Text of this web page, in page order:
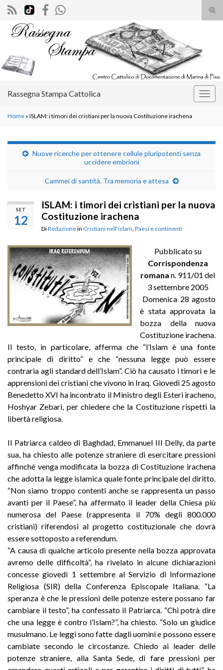
il
Search for:
Rassegna Stampa Cattolica
Home » ISLAM: i timori dei cristiani per la nuova Costituzione irachena
Nuove ricerche per ottenere cellule pluripotenti senza
uccidere embrioni
Cammei di santità. Tra memoria e attesa
SET
12
ISLAM: i timori dei cristiani per la nuova
Costituzione irachena
DiRedazionein Cristiani nell'islam Paesi e continenti
Pubblicato su
Corrispondenza
romana n. 911/01 del
3 settembre 2005
Domenica 28 agosto
è stata approvata la
bozza della nuova
Costituzione irachena.
Il testo, in particolare, afferma che “l’Islam è una fonte
principale di diritto” e che “nessuna legge può essere
contraria agli standard dell’Islam”. Ciò ha causato i timori e le
apprensioni dei cristiani che vivono in Iraq. Giovedì 25 agosto
Benedetto XVI ha incontrato il Ministro degli Esteri iracheno,
Hoshyar Zebari, per chiedere che la Costituzione rispetti la
libertà religiosa.
Il Patriarca caldeo di Baghdad, Emmanuel III Delly, da parte
sua, ha chiesto alle potenze straniere di esercitare pressioni
affinché venga modificata la bozza di Costituzione irachena
che adotta la legge islamica quale fonte principale del diritto.
“Non siamo troppo contenti anche se rappresenta un passo
avanti per il Paese”, ha affermato il leader della Chiesa più
numerosa del Paese (rappresenta il 70% degli 800.000
cristiani) riferendosi al progetto costituzionale che dovrà
essere sottoposto a referendum.
“A causa di qualche articolo presente nella bozza approvata
avremo delle difficoltà”, ha rivelato in alcune dichiarazioni
concesse giovedì 1 settembre al Servizio di Informazione
Religiosa (SIR) della Conferenza Episcopale Italiana. “La
speranza è che le pressioni delle potenze estere possano far
cambiare il testo”, ha confessato il Patriarca. “Chi potrà dire
che una legge è contro l’Islam?”, ha chiesto. “Solo un giudice
musulmano. Le leggi sono fatte dagli uomini e possono essere
cambiate secondo le circostanze. Chiedo ai leader delle
potenze straniere, alla Santa Sede, di fare pressioni per